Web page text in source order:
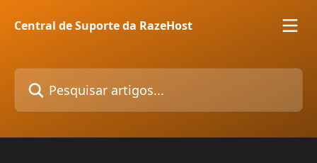
Central de Suporte da RazeHost
Pesquisar artigos...